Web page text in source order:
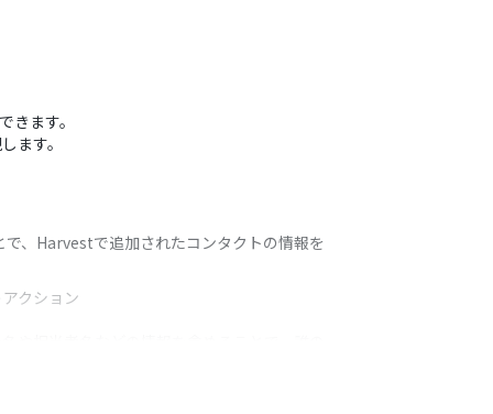
ます。
ます。
、Harvestで追加されたコンタクトの情報を
クション